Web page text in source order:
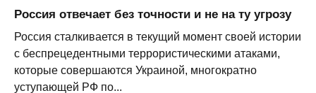
Россия отвечает без точности и не на ту угрозу
Россия сталкивается в текущий момент своей истории
с беспрецедентными террористическими атаками,
которые совершаются Украиной, многократно
уступающей РФ по...